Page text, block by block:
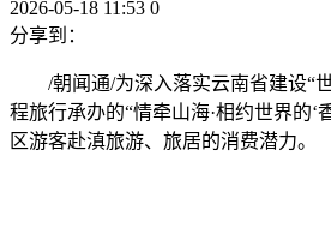
2026-05-18 11:53 0
分享到：
/朝闻通/为深入落实云南省建设“世
程旅行承办的“情牵山海·相约世界的‘
区游客赴滇旅游、旅居的消费潜力。